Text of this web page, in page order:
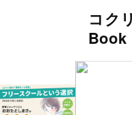
コク
Book